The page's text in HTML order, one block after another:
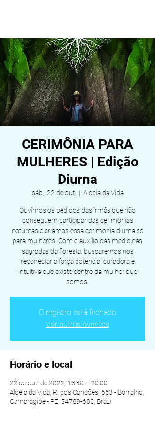
CERIMÔNIA PARA
MULHERES | Edição
Diurna
sáb., 22 de out.
  |
Aldeia da Vida
Ouvimos os pedidos das irmãs que não
conseguem participar das cerimônias
noturnas e criamos essa cerimonia diurna só
para mulheres. Com o auxílio das medicinas
sagradas da floresta, buscaremos nos
reconectar a força potencial curadora e
intuitiva que existe dentro da mulher que
somos.
O registro está fechado
Ver outros eventos
Horário e local
22 de out. de 2022, 13:30 – 20:00
Aldeia da Vida, R. dos Cancões, 663 - Borralho,
Camaragibe - PE, 54789-680, Brazil